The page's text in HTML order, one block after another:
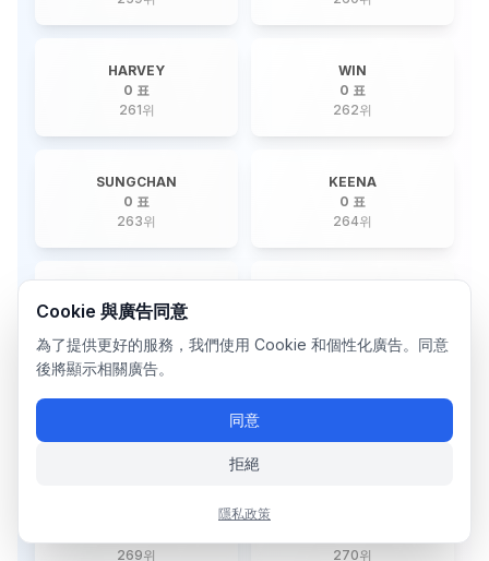
HARVEY
0 표
261위
WIN
0 표
262위
SUNGCHAN
0 표
263위
KEENA
0 표
264위
0 표
267위
268위
269위
270위
Cookie 與廣告同意
為了提供更好的服務，我們使用 Cookie 和個性化廣告。同意
後將顯示相關廣告。
同意
拒絕
隱私政策